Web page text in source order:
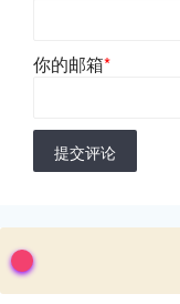
你的邮箱*
提交评论